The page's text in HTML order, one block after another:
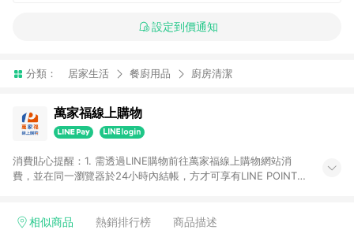
設定到價通知
分類： 居家生活 餐廚用品 廚房清潔
萬家福線上購物
消費貼心提醒：1. 需透過LINE購物前往萬家福線上購物網站消
費，並在同一瀏覽器於24小時內結帳，方才可享有LINE POINTS
4. 不具回饋資格種類商品：電子禮券。 5. 回饋點數計算將排除訂
相似商品 熱銷排行榜 商品描述